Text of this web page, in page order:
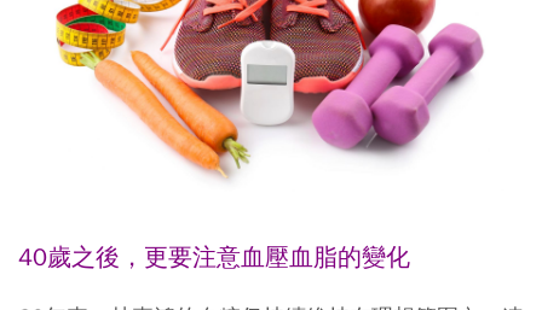
40歲之後，更要注意血壓血脂的變化